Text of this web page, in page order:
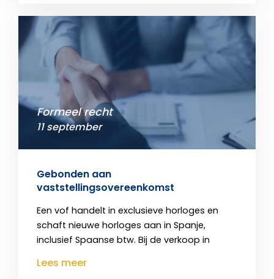
Formeel recht
11 september
Gebonden aan
vaststellingsovereenkomst
Een vof handelt in exclusieve horloges en
schaft nieuwe horloges aan in Spanje,
inclusief Spaanse btw. Bij de verkoop in
Lees meer